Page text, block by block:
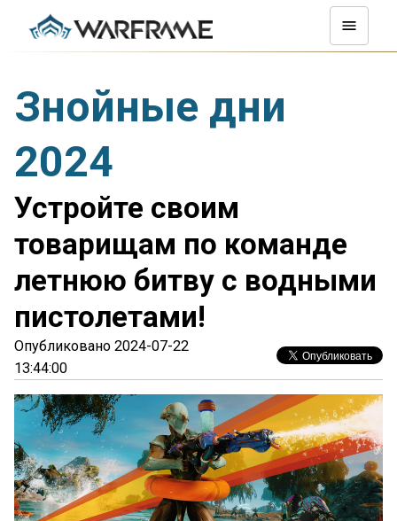
Знойные дни
2024
Устройте своим
товарищам по команде
летнюю битву с водными
пистолетами!
Опубликовано 2024-07-22
13:44:00